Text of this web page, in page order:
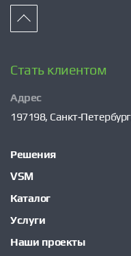
Решения
VSM
Каталог
Услуги
Наши проекты
Адрес
197198,
Стать клиентом